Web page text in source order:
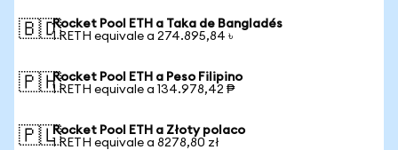
🇧🇩Rocket Pool ETH a Taka de Bangladés
1 RETH equivale a 274.895,84 ৳
🇵🇭Rocket Pool ETH a Peso Filipino
1 RETH equivale a 134.978,42 ₱
🇵🇱Rocket Pool ETH a Złoty polaco
1 RETH equivale a 8278,80 zł